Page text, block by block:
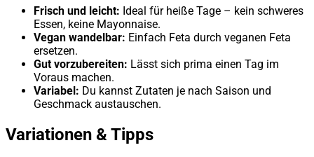
Frisch und leicht: Ideal für heiße Tage – kein schweres
Essen, keine Mayonnaise.
Vegan wandelbar: Einfach Feta durch veganen Feta
ersetzen.
Gut vorzubereiten: Lässt sich prima einen Tag im
Voraus machen.
Variabel: Du kannst Zutaten je nach Saison und
Geschmack austauschen.
Variationen & Tipps